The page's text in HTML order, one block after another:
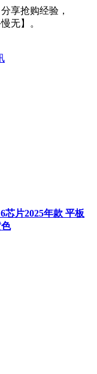
享抢购经验，
无】。
芯片2025年款 平板